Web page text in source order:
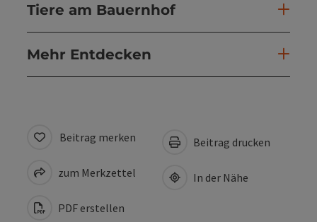
Tiere am Bauernhof
Mehr Entdecken
Beitrag merken
zum Merkzettel
PDF erstellen
Beitrag drucken
In der Nähe